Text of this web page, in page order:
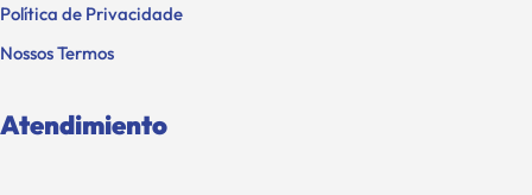
Política de Privacidade
Nossos Termos
Atendimiento